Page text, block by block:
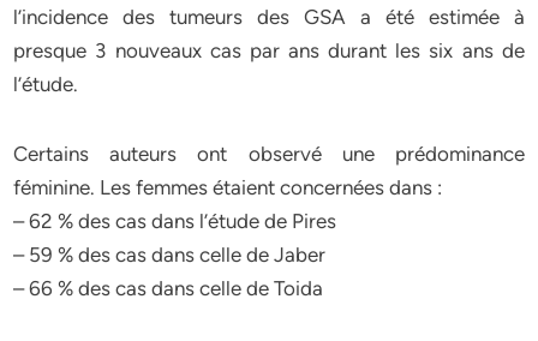
l’incidence des tumeurs des GSA a été estimée à
presque 3 nouveaux cas par ans durant les six ans de
l’étude.
Certains auteurs ont observé une prédominance
féminine. Les femmes étaient concernées dans :
– 62 % des cas dans l’étude de Pires
– 59 % des cas dans celle de Jaber
– 66 % des cas dans celle de Toida